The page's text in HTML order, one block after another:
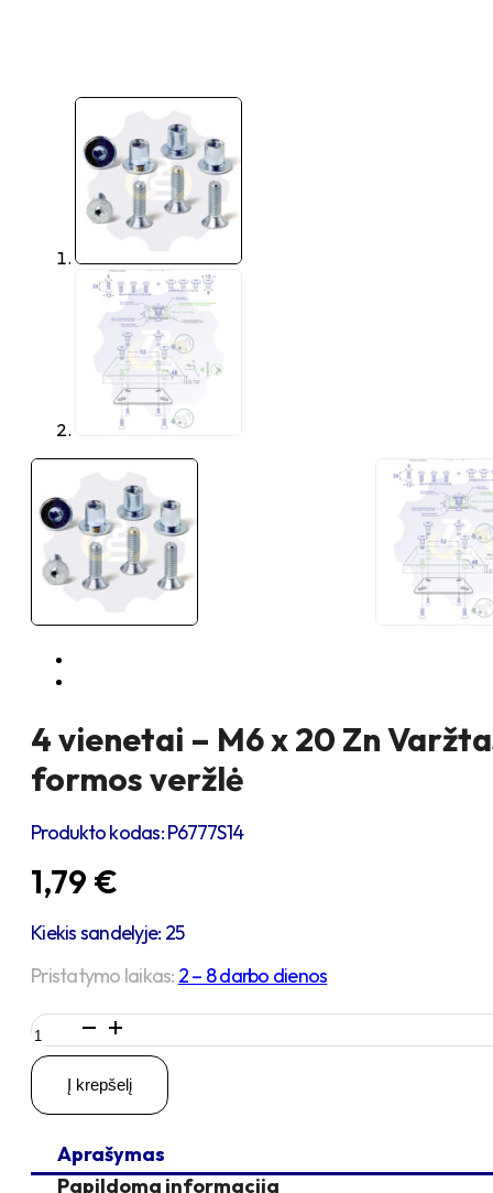
4 vienetai – M6 x 20 Zn
formos veržlė
Produkto kodas:P6777S14
1,79 €
Kiekis sandelyje: 25
Pristatymo laikas: 2 – 8 darbo dienos
produkto
kiekis:
4
vienetai
–
20
Į krepšelį
Aprašymas
Papildoma informacija